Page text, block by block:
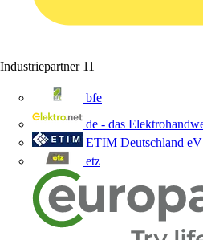
Industriepartner 11
bfe
de - das
ETIM Deutschland eV
etz